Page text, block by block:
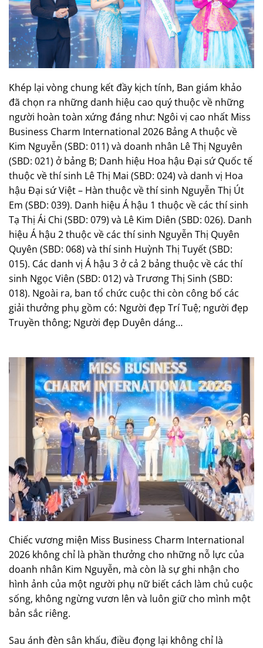
Khép lại vòng chung kết đầy kịch tính, Ban giám khảo
đã chọn ra những danh hiệu cao quý thuộc về những
người hoàn toàn xứng đáng như: Ngôi vị cao nhất Miss
Business Charm International 2026 Bảng A thuộc về
Kim Nguyễn (SBD: 011) và doanh nhân Lê Thị Nguyên
(SBD: 021) ở bảng B; Danh hiệu Hoa hậu Đại sứ Quốc tế
thuộc về thí sinh Lê Thị Mai (SBD: 024) và danh vị Hoa
hậu Đại sứ Việt – Hàn thuộc về thí sinh Nguyễn Thị Út
Em (SBD: 039). Danh hiệu Á hậu 1 thuộc về các thí sinh
Tạ Thị Ái Chi (SBD: 079) và Lê Kim Diên (SBD: 026). Danh
hiệu Á hậu 2 thuộc về các thí sinh Nguyễn Thị Quyên
Quyên (SBD: 068) và thí sinh Huỳnh Thị Tuyết (SBD:
015). Các danh vị Á hậu 3 ở cả 2 bảng thuộc về các thí
sinh Ngọc Viên (SBD: 012) và Trương Thị Sinh (SBD:
018). Ngoài ra, ban tổ chức cuộc thi còn công bố các
giải thưởng phụ gồm có: Người đẹp Trí Tuệ; người đẹp
Truyền thông; Người đẹp Duyên dáng…
Chiếc vương miện Miss Business Charm International
2026 không chỉ là phần thưởng cho những nỗ lực của
doanh nhân Kim Nguyễn, mà còn là sự ghi nhận cho
hình ảnh của một người phụ nữ biết cách làm chủ cuộc
sống, không ngừng vươn lên và luôn giữ cho mình một
bản sắc riêng.
Sau ánh đèn sân khấu, điều đọng lại không chỉ là